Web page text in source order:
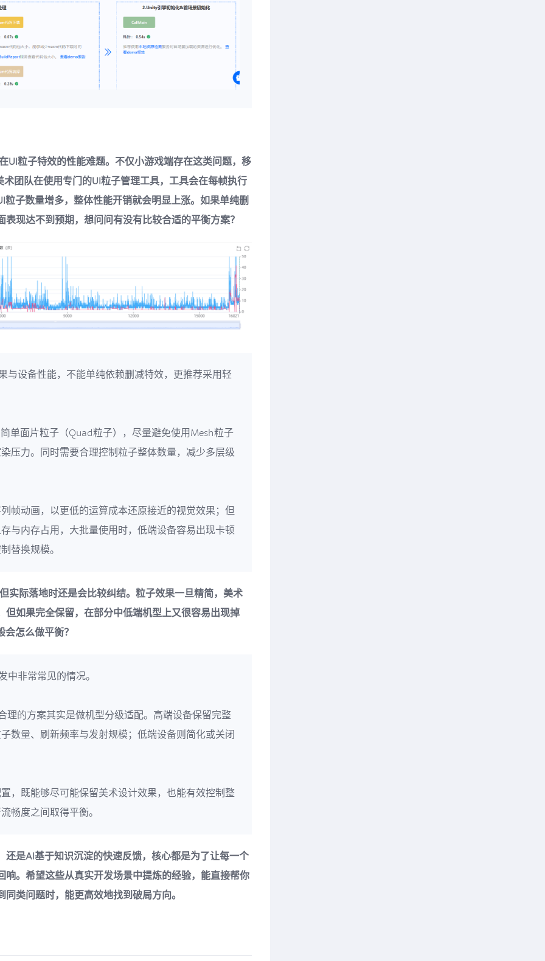
UI粒子特效的性能难题。不仅小游戏端存在这类问题，移
团队在使用专门的UI粒子管理工具，工具会在每帧执行
子数量增多，整体性能开销就会明显上涨。如果单纯删
现达不到预期，想问问有没有比较合适的平衡方案？
与设备性能，不能单纯依赖删减特效，更推荐采用轻
单面片粒子（Quad粒子），尽量避免使用Mesh粒子
压力。同时需要合理控制粒子整体数量，减少多层级
帧动画，以更低的运算成本还原接近的视觉效果；但
与内存占用，大批量使用时，低端设备容易出现卡顿
替换规模。
实际落地时还是会比较纠结。粒子效果一旦精简，美术
但如果完全保留，在部分中低端机型上又很容易出现掉
怎么做平衡？
中非常常见的情况。
理的方案其实是做机型分级适配。高端设备保留完整
数量、刷新频率与发射规模；低端设备则简化或关闭
，既能够尽可能保留美术设计效果，也能有效控制整
畅度之间取得平衡。
还是AI基于知识沉淀的快速反馈，核心都是为了让每一个
响。希望这些从真实开发场景中提炼的经验，能直接帮你
类问题时，能更高效地找到破局方向。